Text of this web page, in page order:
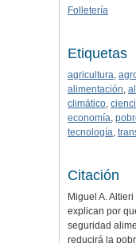
Folletería
Etiquetas
agricultura,
alimentación,
climático,
economía,
tecnología,
Citación
Miguel A.
explican por
seguridad
reducirá la